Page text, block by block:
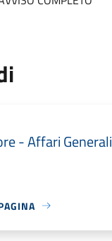
- Affari Generali